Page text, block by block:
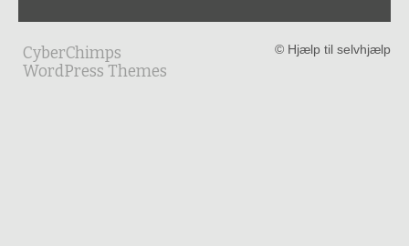
CyberChimps
WordPress Themes
© Hjælp til selvhjælp